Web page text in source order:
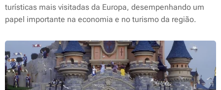
turísticas mais visitadas da Europa, desempenhando um
papel importante na economia e no turismo da região.